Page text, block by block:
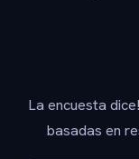
La encuesta
basadas en